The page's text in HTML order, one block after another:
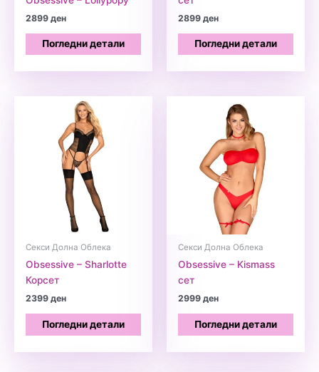
2899ден
Погледни детали
2899ден
Погледни детали
Секси Долна Облека
Obsessive – Sharlotte
Корсет
2399ден
Погледни детали
Секси Долна Облека
Obsessive – Kismass
сет
2999ден
Погледни детали